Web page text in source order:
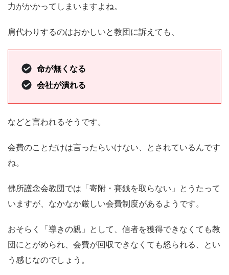
力がかかってしまいますよね。
肩代わりするのはおかしいと教団に訴えても、
命が無くなる
会社が潰れる
などと言われるそうです。
会費のことだけは言ったらいけない、とされているんです
ね。
佛所護念会教団では「寄附・賽銭を取らない」とうたって
いますが、なかなか厳しい会費制度があるようです。
おそらく「導きの親」として、信者を獲得できなくても教
団にとがめられ、会費が回収できなくても怒られる、とい
う感じなのでしょう。